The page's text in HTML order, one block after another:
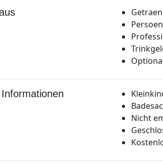
Nicht